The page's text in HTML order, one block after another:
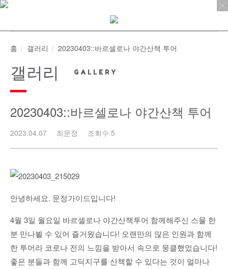
Skip
홈 갤러리 20230403::바르셀로나 야간산책 투어
갤러리
20230403::바르셀로나 야간산책 투어
2023.04.07 최문정 조회수 5
안녕하세요. 문정가이드입니다!
4월 3일 월요일 바르셀로나 야간산책투어 함께해주신 스물 한
분 만나뵐 수 있어 즐거웠습니다! 오랜만의 많은 인원과 함께
한 투어라 코로나 전의 느낌을 받아서 속으로 뭉클했었습니다!
좋은 분들과 함께 고딕지구를 산책할 수 있다는 것이 얼마나